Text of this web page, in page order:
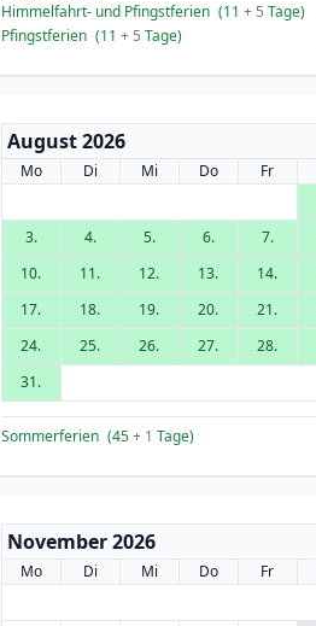
Himmelfahrt- und Pfingstferien (11 + 5 Tage)
Pfingstferien (11 + 5 Tage)
August 2026
Mo Di Mi Do Fr
3.
4. 5. 6. 7.
10.
11. 12. 13. 14.
17.
18. 19. 20. 21.
24.
25. 26. 27. 28.
31.
Sommerferien (45+ 1 Tage)
November 2026
Mo Di Mi Do Fr